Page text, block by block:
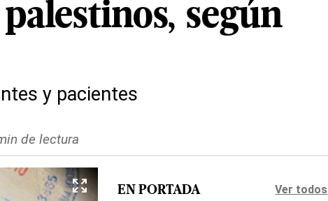
según
y pacientes
de lectura
EN PORTADA Ver todos